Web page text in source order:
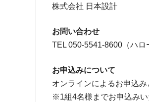
株式会社 日本設計
お問い合わせ
TEL 050-5541-8600（ハロ
お申込みについて
オンラインによるお申込み
※1組4名様までお申込みい